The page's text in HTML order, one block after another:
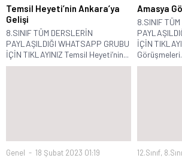
Temsil Heyeti’nin Ankara’ya
Gelişi
8.SINIF TÜM DERSLERİN
PAYLAŞILDIĞI WHATSAPP GRUBU
İÇİN TIKLAYINIZ Temsil Heyeti’nin...
Amasya
8.SINIF
İÇİN
Genel 18 Şubat 2023 01:19 12.Sınıf,